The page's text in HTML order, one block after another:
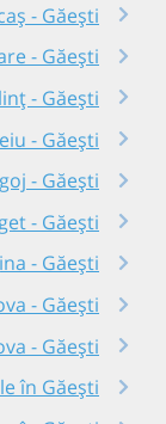
- Găești
- Găești
- Găești
- Găești
- Găești
- Găești
- Găești
- Găești
- Găești
în Găești